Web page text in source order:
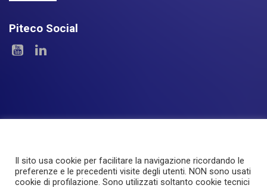
Piteco Social
Le Aree I Prodotti Experience
Servizi
Il sito usa cookie per facilitare la navigazione ricordando le
preferenze e le precedenti visite degli utenti. NON sono usati
cookie di profilazione. Sono utilizzati soltanto cookie tecnici